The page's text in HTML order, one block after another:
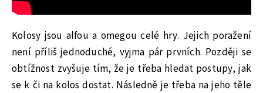
Kolosy jsou alfou a omegou celé hry. Jejich poražení
není příliš jednoduché, vyjma pár prvních. Později se
obtížnost zvyšuje tím, že je třeba hledat postupy, jak
se k či na kolos dostat. Následně je třeba na jeho těle